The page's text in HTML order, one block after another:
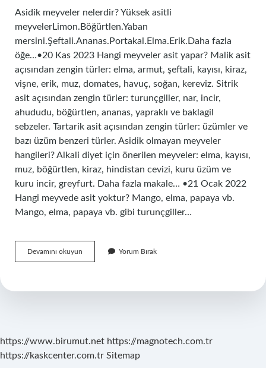
Asidik meyveler nelerdir? Yüksek asitli
meyvelerLimon.Böğürtlen.Yaban
mersini.Şeftali.Ananas.Portakal.Elma.Erik.Daha fazla
öğe…•20 Kas 2023 Hangi meyveler asit yapar? Malik asit
açısından zengin türler: elma, armut, şeftali, kayısı, kiraz,
vişne, erik, muz, domates, havuç, soğan, kereviz. Sitrik
asit açısından zengin türler: turunçgiller, nar, incir,
ahududu, böğürtlen, ananas, yapraklı ve baklagil
sebzeler. Tartarik asit açısından zengin türler: üzümler ve
bazı üzüm benzeri türler. Asidik olmayan meyveler
hangileri? Alkali diyet için önerilen meyveler: elma, kayısı,
muz, böğürtlen, kiraz, hindistan cevizi, kuru üzüm ve
kuru incir, greyfurt. Daha fazla makale… •21 Ocak 2022
Hangi meyvede asit yoktur? Mango, elma, papaya vb.
Mango, elma, papaya vb. gibi turunçgiller…
Devamını okuyun
Meyveler
Yorum Bırak
https://www.birumut.net https://magnotech.com.tr
https://kaskcenter.com.tr Sitemap